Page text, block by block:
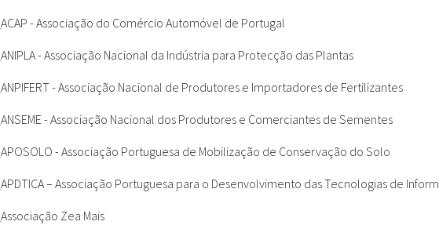
_ACAP - Associação do Comércio Automóvel de Portugal
_ANIPLA- Associação Nacional da Indústria para Protecção das Plantas
_ANPIFERT- Associação Nacional de Produtores e Importadores de Fertilizantes
_ANSEME - Associação Nacional dos Produtores e Comerciantes de Sementes
_APOSOLO - Associação Portuguesa de Mobilização de Conservação do Solo
_APDTICA– Associação Portuguesa para o Desenvolvimento das Tecnologias de
_Associação Zea Mais